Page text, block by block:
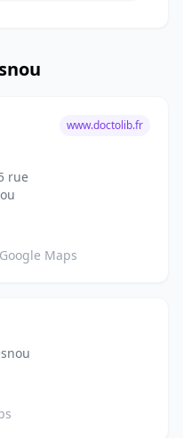
rue
www.doctolib.fr
Google Maps